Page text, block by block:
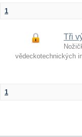
1
Tři
vědeckotechnických
1